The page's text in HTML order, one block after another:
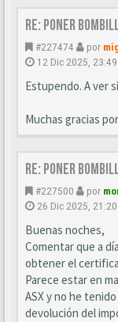
Re: Poner
#227474 por
12 Dic 2025, 23:49
Estupendo. A ver
Muchas gracias
Re: Poner
#227500 por
26 Dic 2025, 21:20
Buenas noches,
Comentar que a
obtener el
Parece estar en
ASX y no he
devolución del